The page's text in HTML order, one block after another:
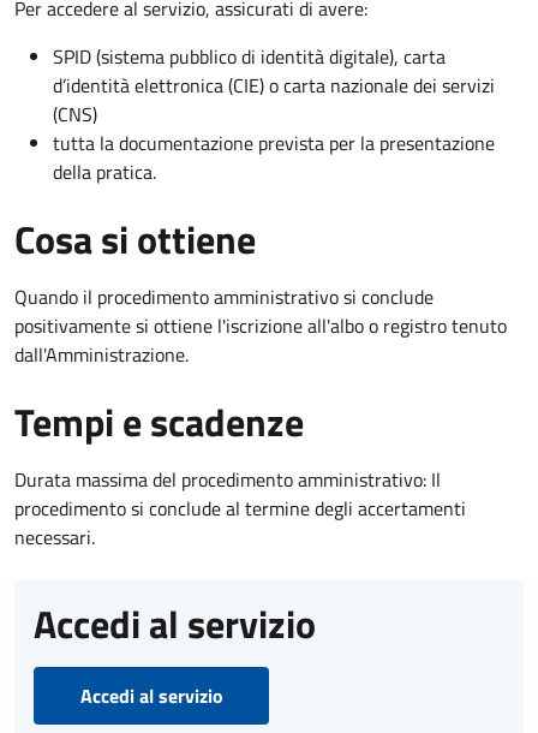
Per accedere al servizio, assicurati di avere:
SPID (sistema pubblico di identità digitale), carta
d’identità elettronica (CIE) o carta nazionale dei servizi
(CNS)
tutta la documentazione prevista per la presentazione
della pratica.
Cosa si ottiene
Quando il procedimento amministrativo si conclude
positivamente si ottiene l'iscrizione all'albo o registro tenuto
dall'Amministrazione.
Tempi e scadenze
Durata massima del procedimento amministrativo: Il
procedimento si conclude al termine degli accertamenti
necessari.
Accedi al servizio
Accedi al servizio